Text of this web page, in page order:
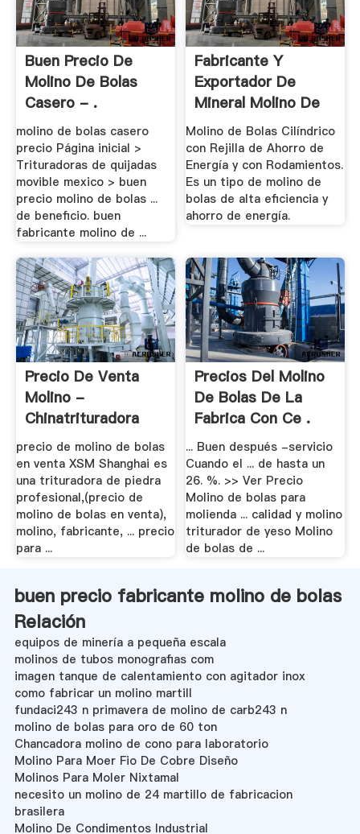
Buen Precio De
Molino De Bolas
Casero - .
molino de bolas casero
precio Página inicial >
Trituradoras de quijadas
movible mexico > buen
precio molino de bolas ...
de beneficio. buen
fabricante molino de ...
Fabricante Y
Exportador De
Mineral Molino De
Bolas
Molino de Bolas Cilíndrico
con Rejilla de Ahorro de
Energía y con Rodamientos.
Es un tipo de molino de
bolas de alta eficiencia y
ahorro de energía.
Precio De Venta
Molino -
Chinatrituradora
precio de molino de bolas
en venta XSM Shanghai es
una trituradora de piedra
profesional,(precio de
molino de bolas en venta),
molino, fabricante, ... precio
para ...
Precios Del Molino
De Bolas De La
Fabrica Con Ce .
... Buen después -servicio
Cuando el ... de hasta un
26. %. >> Ver Precio
Molino de bolas para
molienda ... calidad y molino
triturador de yeso Molino
de bolas de ...
buen precio fabricante molino de bolas
Relación
equipos de minería a pequeña escala
molinos de tubos monografias com
imagen tanque de calentamiento con agitador inox
como fabricar un molino martill
fundaci243 n primavera de molino de carb243 n
molino de bolas para oro de 60 ton
Chancadora molino de cono para laboratorio
Molino Para Moer Fio De Cobre Diseño
Molinos Para Moler Nixtamal
necesito un molino de 24 martillo de fabricacion
brasilera
Molino De Condimentos Industrial